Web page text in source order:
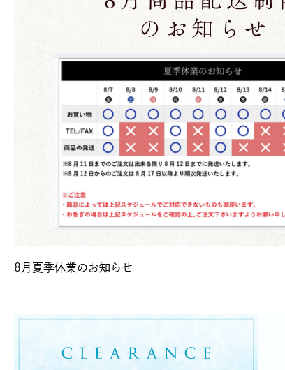
8月夏季休業のお知らせ